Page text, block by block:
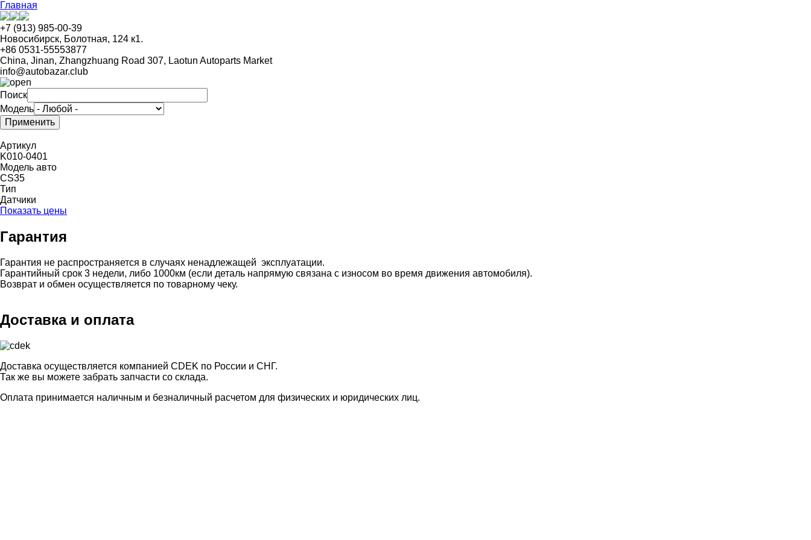
Перейти
к
основному
содержанию
Главная
+7 (913) 985-00-39
Новосибирск, Болотная, 124 к1.
+86 0531-55553877
China, Jinan, Zhangzhuang Road 307, Laotun Autoparts Market
info@autobazar.club
Поиск
Модель
Артикул
K010-0401
Модель авто
CS35
Тип
Датчики
Показать цены
Гарантия
Гарантия не распространяется в случаях ненадлежащей эксплуатации.
Гарантийный срок 3 недели, либо 1000км (если деталь напрямую связана с износом во время движения автомобиля).
Возврат и обмен осуществляется по товарному чеку.
Доставка и оплата
Доставка осуществляется компанией CDEK по России и СНГ.
Так же вы можете забрать запчасти со склада.
Оплата принимается наличным и безналичный расчетом для физических и юридических лиц.